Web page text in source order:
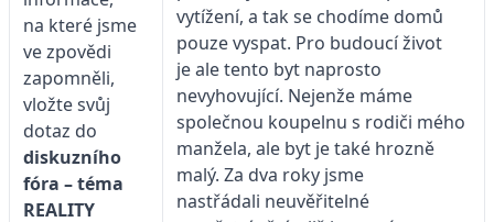
na které jsme
ve zpovědi
zapomněli,
vložte svůj
dotaz do
diskuzního
fóra – téma
REALITY
vytížení, a tak se chodíme domů
pouze vyspat. Pro budoucí život
je ale tento byt naprosto
nevyhovující. Nejenže máme
společnou koupelnu s rodiči mého
manžela, ale byt je také hrozně
malý. Za dva roky jsme
nastřádali neuvěřitelné